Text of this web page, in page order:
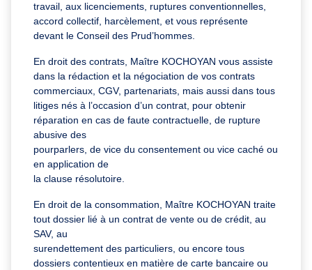
travail, aux licenciements, ruptures conventionnelles,
accord collectif, harcèlement, et vous représente
devant le Conseil des Prud’hommes.
En droit des contrats, Maître KOCHOYAN vous assiste
dans la rédaction et la négociation de vos contrats
commerciaux, CGV, partenariats, mais aussi dans tous
litiges nés à l’occasion d’un contrat, pour obtenir
réparation en cas de faute contractuelle, de rupture
abusive des
pourparlers, de vice du consentement ou vice caché ou
en application de
la clause résolutoire.
En droit de la consommation, Maître KOCHOYAN traite
tout dossier lié à un contrat de vente ou de crédit, au
SAV, au
surendettement des particuliers, ou encore tous
dossiers contentieux en matière de carte bancaire ou